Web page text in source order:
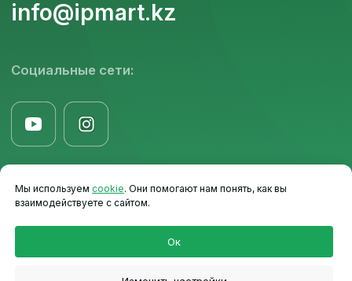
Мы используем cookie. Они помогают нам понять, как вы
взаимодействуете с сайтом.
Ок